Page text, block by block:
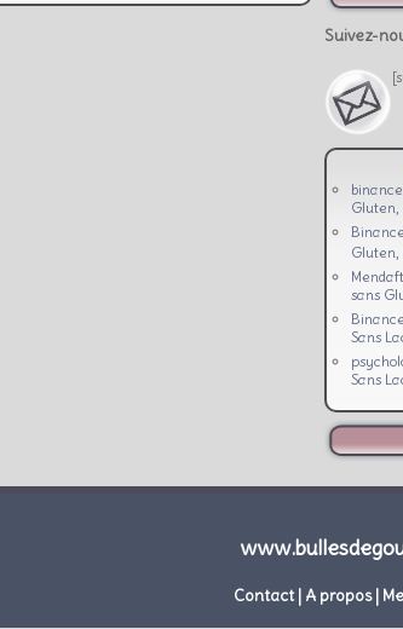
Suivez-
Gluten,
Gluten,
sans
Binance
Sans
Sans
Contact| A propos|